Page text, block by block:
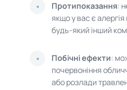
Протипоказання:
якщо у вас є
будь-який інший
Побічні ефекти:
почервоніння
або розлади